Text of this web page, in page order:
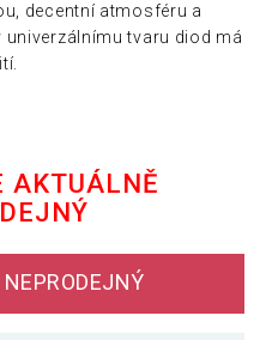
decentní atmosféru a
tvaru diod má
AKTUÁLNĚ